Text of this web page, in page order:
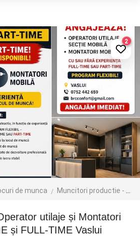
de munca Muncitori productie - depozit - logistica
2
și FULL-TIME Vaslui